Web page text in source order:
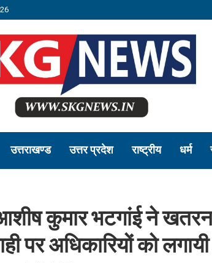
उत्तराखण्ड उत्तर प्रदेश राष्ट्रीय धर्म
कुमार भटगांई ने
पर अधिकारियों को